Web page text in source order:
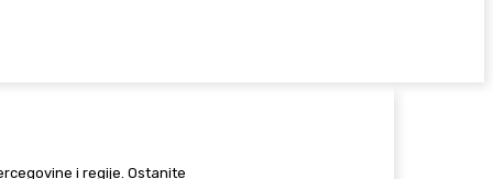
i regije. Ostanite